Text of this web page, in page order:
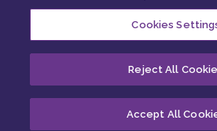
Centro privacy
Politica
Cookie
Cookies
Reject All
Accept All